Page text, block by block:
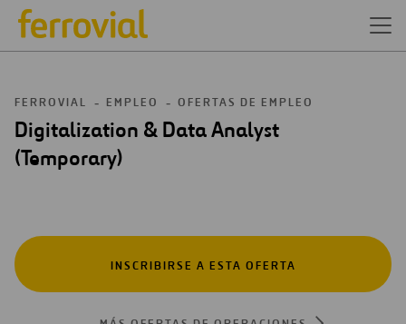
FERROVIAL EMPLEO OFERTAS DE EMPLEO
Digitalization & Data Analyst
(Temporary)
INSCRIBIRSE A ESTA OFERTA